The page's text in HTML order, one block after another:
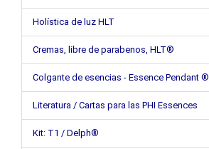
Holística de luz HLT
Cremas, libre de parabenos, HLT®
Colgante de esencias - Essence Pendant ®
Literatura / Cartas para las PHI Essences
Kit: T1 / Delph®